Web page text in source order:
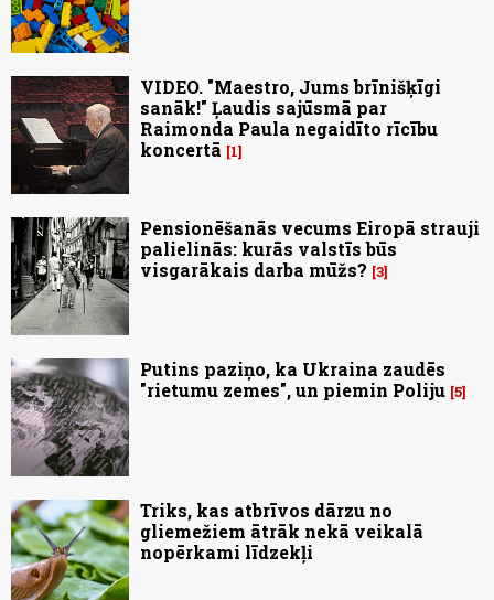
VIDEO. "Maestro, Jums brīnišķīgi
sanāk!" Ļaudis sajūsmā par
Raimonda Paula negaidīto rīcību
koncertā
1
Pensionēšanās vecums Eiropā strauji
palielinās: kurās valstīs būs
visgarākais darba mūžs? 3
Putins paziņo, ka Ukraina zaudēs
"rietumu zemes", un piemin Poliju 5
Triks, kas atbrīvos dārzu no
gliemežiem ātrāk nekā veikalā
nopērkami līdzekļi